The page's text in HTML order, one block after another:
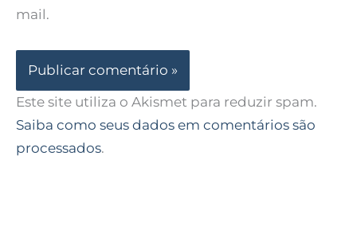
mail.
Este site utiliza o Akismet para reduzir spam.
Saiba como seus dados em comentários são
processados.